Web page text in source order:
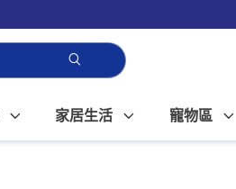
家居生活 寵物區